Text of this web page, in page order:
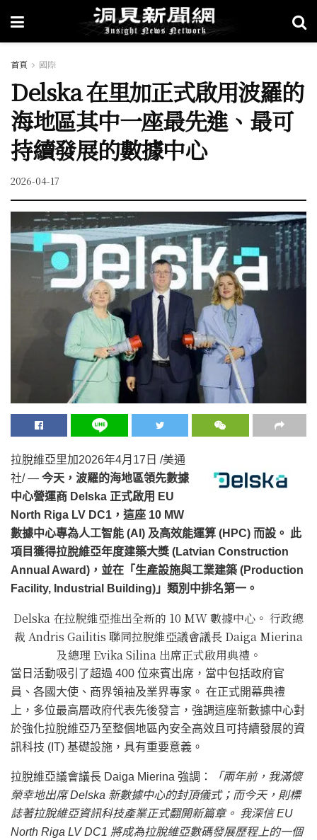
首頁 國際
Delska 在里加正式啟用波羅的
海地區其中一座最先進、最可
持續發展的數據中心
2026-04-17
拉脫維亞里加2026年4月17日 /美通
社/ — 今天，波羅的海地區領先數據
中心營運商 Delska 正式啟用 EU
North Riga LV DC1，這座 10 MW
數據中心專為人工智能 (AI) 及高效能運算 (HPC) 而設。 此
項目獲得拉脫維亞年度建築大獎 (Latvian Construction
Annual Award)，並在「生產設施與工業建築 (Production
Facility, Industrial Building)」類別中排名第一。
Delska 在拉脫維亞推出全新的 10 MW 數據中心。 行政總
裁 Andris Gailitis 聯同拉脫維亞議會議長 Daiga Mierina
及總理 Evika Silina 出席正式啟用典禮。
當日活動吸引了超過 400 位來賓出席，當中包括政府官
員、各國大使、商界領袖及業界專家。 在正式開幕典禮
上，多位最高層政府代表先後發言，強調這座新數據中心對
於強化拉脫維亞乃至整個地區內安全高效且可持續發展的資
訊科技 (IT) 基礎設施，具有重要意義。
拉脫維亞議會議長 Daiga Mierina 強調：
「兩年前，我滿懷
榮幸地出席 Delska 新數據中心的封頂儀式；而今天，則標
誌著拉脫維亞資訊科技產業正式翻開新篇章。 我深信 EU
North Riga LV DC1 將成為拉脫維亞數碼發展歷程上的一個